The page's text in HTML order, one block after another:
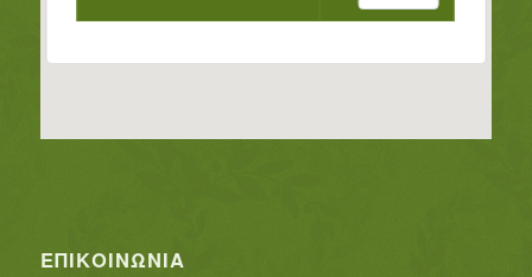
ΕΠΙΚΟΙΝΩΝΊΑ